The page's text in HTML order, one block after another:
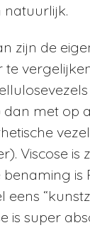
zijn de
te
met op
Viscose is
is
is super